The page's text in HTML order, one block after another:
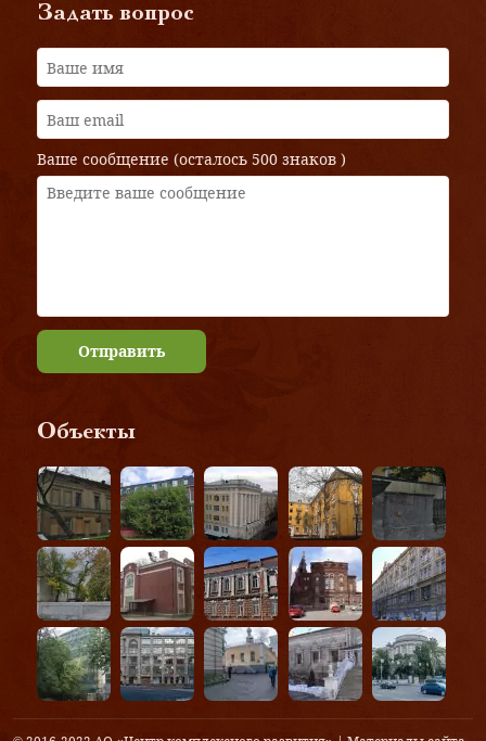
Задать вопрос
Ваше сообщение (осталось 500 знаков )
Отправить
Объекты